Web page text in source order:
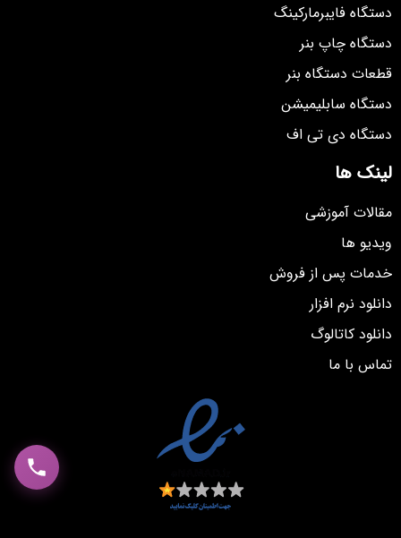
دستگاه فایبرمارکینگ
دستگاه چاپ بنر
قطعات دستگاه بنر
دستگاه سابلیمیشن
دستگاه دی تی اف
لینک ها
مقالات آموزشی
ویدیو ها
خدمات پس از فروش
دانلود نرم افزار
دانلود کاتالوگ
تماس با ما